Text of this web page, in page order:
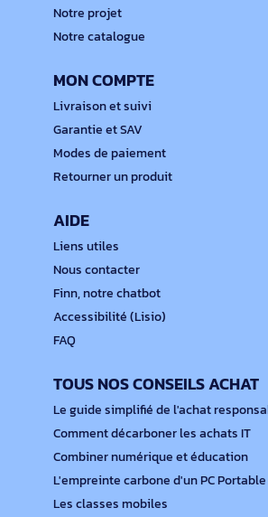
Notre projet
Notre catalogue
MON COMPTE
Livraison et suivi
Garantie et SAV
Modes de paiement
Retourner un produit
AIDE
Liens utiles
Nous contacter
Finn, notre chatbot
Accessibilité (Lisio)
FAQ
TOUS NOS CONSEILS ACHAT
Le guide simplifié de l'achat
Comment décarboner les achats IT
Combiner numérique et éducation
L'empreinte carbone d'un PC Portable
Les classes mobiles